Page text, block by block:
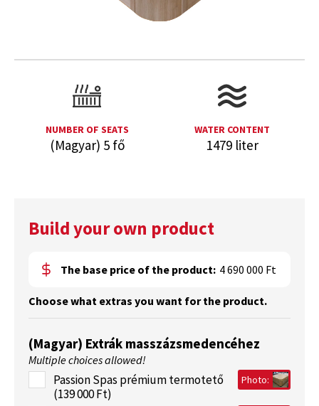
Build your own product
The base price of the product: 4 690 000 Ft
Choose what extras you want for the product.
(Magyar) Extrák masszázsmedencéhez
Multiple choices allowed!
Passion Spas prémium termotető
(139 000 Ft)
Photo:
NUMBER OF SEATS
(Magyar) 5 fő
WATER CONTENT
1479 liter